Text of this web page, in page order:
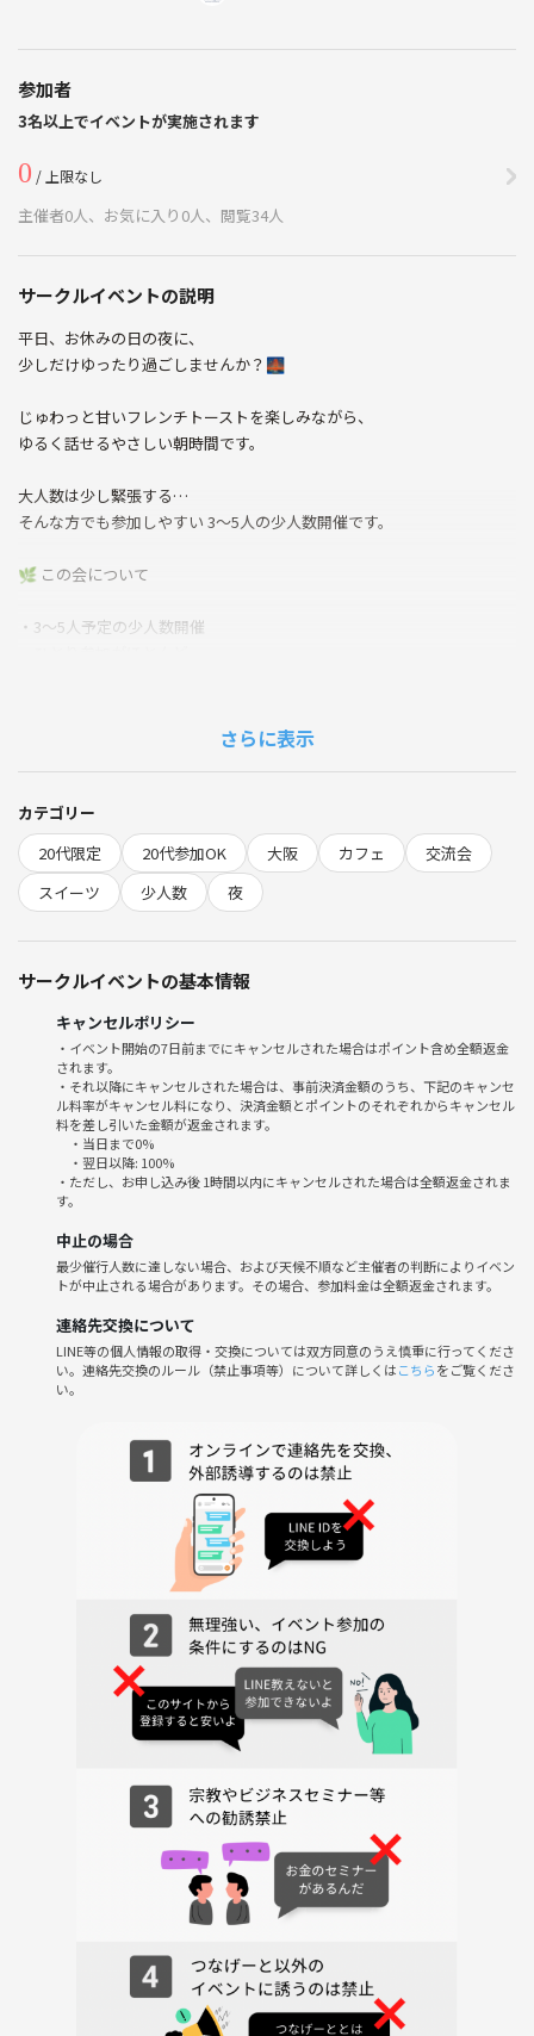
参加者
3名以上でイベントが実施されます
0 / 上限なし
主催者0人、お気に入り0人、閲覧34人
サークルイベントの説明
平日、お休みの日の夜に、
少しだけゆったり過ごしませんか？🌉
じゅわっと甘いフレンチトーストを楽しみながら、
ゆるく話せるやさしい朝時間です。
大人数は少し緊張する…
そんな方でも参加しやすい 3〜5人の少人数開催です。
🌿 この会について
・3〜5人予定の少人数開催
💬 こんな方に
・平日、休日の夜をゆるく過ごしたい
・カフェや甘いものが好き
・フレンチトーストが好き
・落ち着いた少人数の会が好き
・気軽に参加できる場を探している
「なんか良さそう」
そんな気持ちで来てもらえたら嬉しいです🌿
📍大阪市内
⏰ 5/16(土)20:00〜
さらに表示
カテゴリー
20代限定
20代参加OK 大阪 カフェ
交流会
スイーツ
少人数 夜
サークルイベントの基本情報
キャンセルポリシー
・イベント開始の7日前までにキャンセルされた場合はポイント含め全額返金
されます。
・それ以降にキャンセルされた場合は、事前決済金額のうち、下記のキャンセ
ル料率がキャンセル料になり、決済金額とポイントのそれぞれからキャンセル
料を差し引いた金額が返金されます。
・当日まで0%
・翌日以降: 100%
・ただし、お申し込み後 1時間以内にキャンセルされた場合は全額返金されま
す。
中止の場合
最少催行人数に達しない場合、および天候不順など主催者の判断によりイベン
トが中止される場合があります。その場合、参加料金は全額返金されます。
連絡先交換について
LINE等の個人情報の取得・交換については双方同意のうえ慎重に行ってくださ
い。連絡先交換のルール（禁止事項等）について詳しくはこちらをご覧くださ
い。